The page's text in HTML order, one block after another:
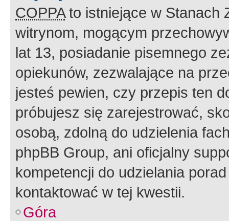
COPPAto istniejące w Stanach
witrynom, mogącym
lat 13, posiadanie pisemnego
opiekunów, zezwalające na
jesteś pewien, czy przepis ten
próbujesz się zarejestrować,
osobą, zdolną do udzielenia
phpBB Group, ani oficjalny
kompetencji do udzielania
kontaktować w tej kwestii.
Góra